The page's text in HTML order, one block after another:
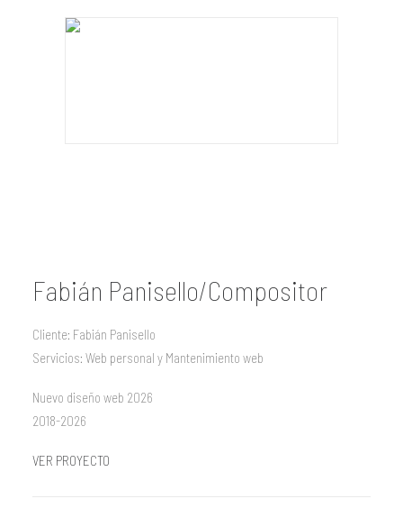
Fabián Panisello/Compositor
Cliente: Fabián Panisello
Servicios: Web personal y Mantenimiento web
Nuevo diseño web 2026
2018-2026
VER PROYECTO